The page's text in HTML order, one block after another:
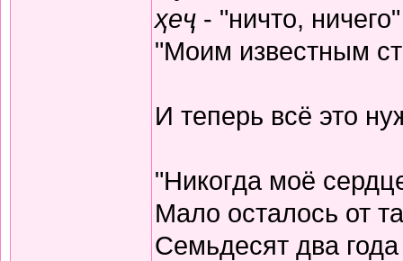
ҳеҷ - "ничто, ничего"
"Моим известным
И теперь всё это
"Никогда моё
Мало осталось от
Семьдесят два